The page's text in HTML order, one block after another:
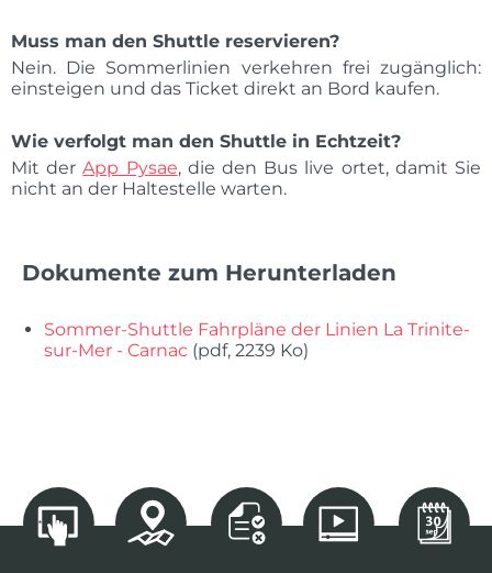
Muss man den Shuttle reservieren?
Nein. Die Sommerlinien verkehren frei zugänglich:
einsteigen und das Ticket direkt an Bord kaufen.
Wie verfolgt man den Shuttle in Echtzeit?
Mit derApp Pysae, die den Bus live ortet, damit Sie
nicht an der Haltestelle warten.
Dokumente zum Herunterladen
Sommer-Shuttle Fahrpläne der Linien La Trinite-
sur-Mer - Carnac (pdf, 2239 Ko)